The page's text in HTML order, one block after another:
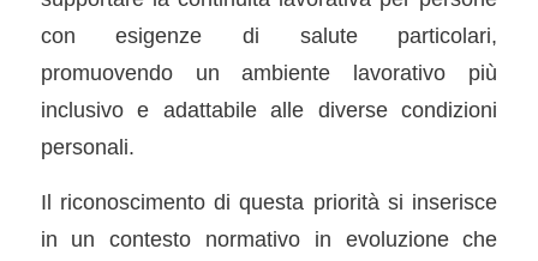
con esigenze di salute particolari,
promuovendo un ambiente lavorativo più
inclusivo e adattabile alle diverse condizioni
personali.
Il riconoscimento di questa priorità si inserisce
in un contesto normativo in evoluzione che